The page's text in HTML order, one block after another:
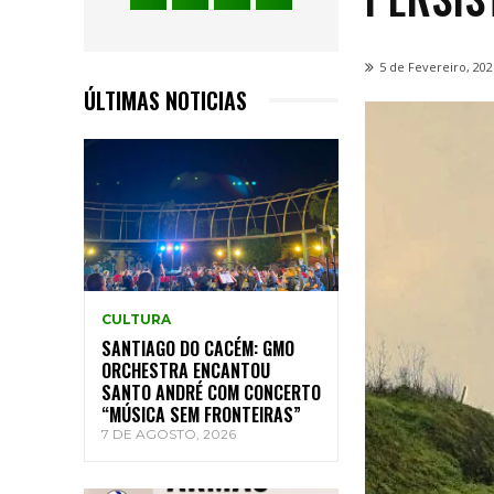
ÚLTIMAS NOTICIAS
CULTURA
SANTIAGO DO CACÉM: GMO
ORCHESTRA ENCANTOU
SANTO ANDRÉ COM CONCERTO
“MÚSICA SEM FRONTEIRAS”
7 DE AGOSTO, 2026
5 de Fevereiro,